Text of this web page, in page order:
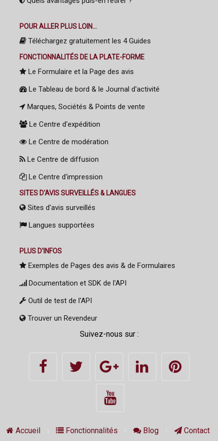
POUR ALLER PLUS LOIN...
Téléchargez gratuitement les 4 Guides
FONCTIONNALITÉS DE LA PLATE-FORME
Le Formulaire et la Page des avis
Le Tableau de bord & le Journal d'activité
Marques, Sociétés & Points de vente
Le Centre d'expédition
Le Centre de modération
Le Centre de diffusion
Le Centre d'impression
SITES D'AVIS SURVEILLÉS & LANGUES
Sites d'avis surveillés
Langues supportées
PLUS D'INFOS
Exemples de Pages des avis & de Formulaires
Documentation et SDK de l'API
Outil de test de l'API
Trouver un Revendeur
Suivez-nous sur :
Accueil Fonctionnalités Blog Contact